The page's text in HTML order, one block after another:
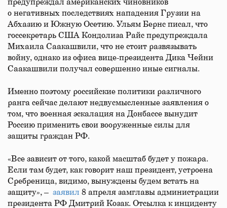
предупреждал американских чиновников
о негативных последствиях нападения Грузии на
Абхазию и Южную Осетию. Ульям Бернс писал, что
госсекретарь США Кондолиза Райс предупреждала
Михаила Саакашвили, что не стоит развязывать
войну, однако из офиса вице-​президента Дика Чейни
Саакашвили получал совершенно иные сигналы.
Именно поэтому российские политики различного
ранга сейчас делают недвусмысленные заявления о
том, что военная эскалация на Донбассе вынудит
Россию применить свои вооруженные силы для
защиты граждан РФ.
«Все зависит от того, какой масштаб будет у пожара.
Если там будет, как говорит наш президент, устроена
Сребреница, видимо, вынуждены будем встать на
защиту», – заявил 8 апреля замглавы администрации
президента РФ Дмитрий Козак. Отсылка к инциденту